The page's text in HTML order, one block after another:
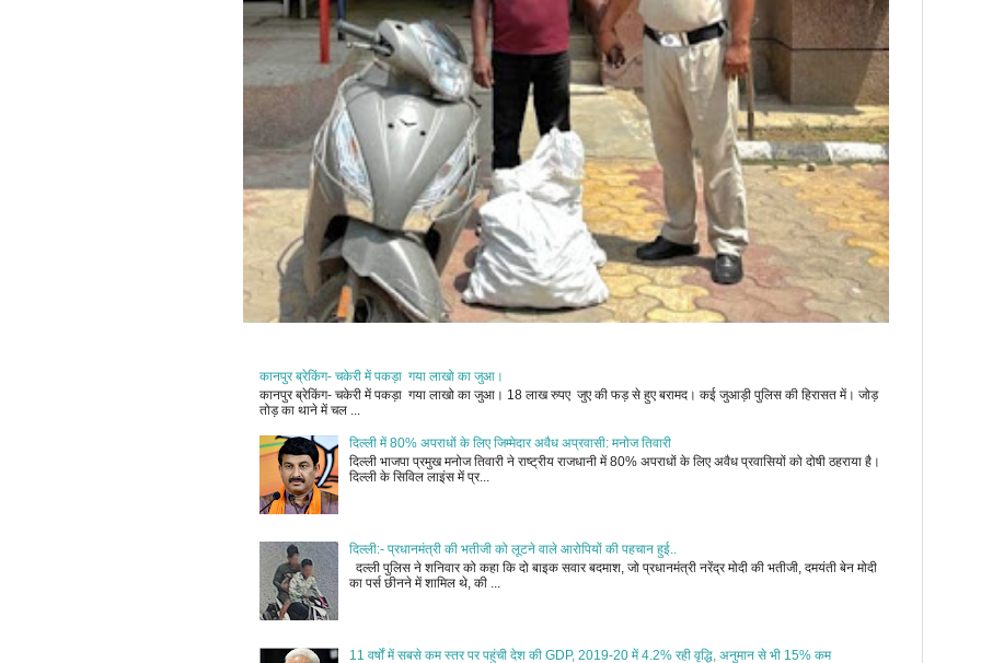
कानपुर ब्रेकिंग- चकेरी में पकड़ा गया लाखो का जुआ।
कानपुर ब्रेकिंग- चकेरी में पकड़ा गया लाखो का जुआ। 18 लाख रुपए जुए की फड़ से हुए बरामद। कई जुआड़ी पुलिस की हिरासत में। जोड़
तोड़ का थाने में चल ...
दिल्ली में 80% अपराधों के लिए जिम्मेदार अवैध अप्रवासी: मनोज तिवारी
दिल्ली भाजपा प्रमुख मनोज तिवारी ने राष्ट्रीय राजधानी में 80% अपराधों के लिए अवैध प्रवासियों को दोषी ठहराया है।
दिल्ली के सिविल लाइंस में प्र...
दिल्ली:- प्रधानमंत्री की भतीजी को लूटने वाले आरोपियों की पहचान हुई..
दल्ली पुलिस ने शनिवार को कहा कि दो बाइक सवार बदमाश, जो प्रधानमंत्री नरेंद्र मोदी की भतीजी, दमयंती बेन मोदी
का पर्स छीनने में शामिल थे, की ...
11 वर्षों में सबसे कम स्तर पर पहुंची देश की GDP, 2019-20 में 4.2% रही वृद्धि, अनुमान से भी 15% कम